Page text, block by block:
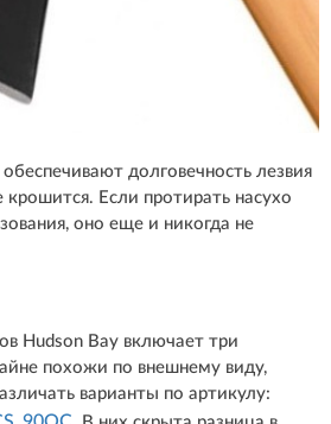
долговечность лезвия
крошится. Если протирать насухо
оно еще и никогда не
Hudson Bay включает три
похожи по внешнему виду,
варианты по артикулу: